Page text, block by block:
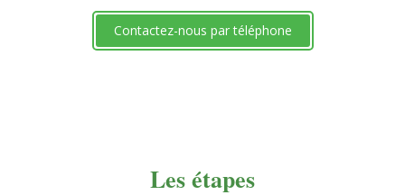
Contactez-nous par téléphone
Les étapes